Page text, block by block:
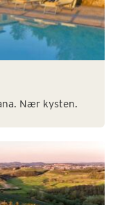
Nær kysten.